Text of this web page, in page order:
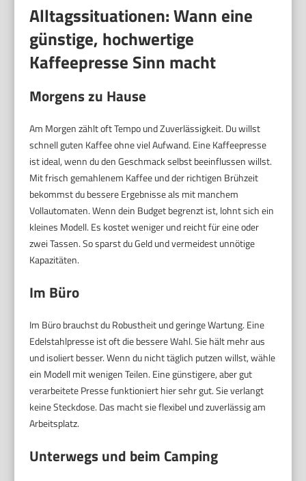
Alltagssituationen: Wann eine
günstige, hochwertige
Kaffeepresse Sinn macht
Morgens zu Hause
Am Morgen zählt oft Tempo und Zuverlässigkeit. Du willst
schnell guten Kaffee ohne viel Aufwand. Eine Kaffeepresse
ist ideal, wenn du den Geschmack selbst beeinflussen willst.
Mit frisch gemahlenem Kaffee und der richtigen Brühzeit
bekommst du bessere Ergebnisse als mit manchem
Vollautomaten. Wenn dein Budget begrenzt ist, lohnt sich ein
kleines Modell. Es kostet weniger und reicht für eine oder
zwei Tassen. So sparst du Geld und vermeidest unnötige
Kapazitäten.
Im Büro
Im Büro brauchst du Robustheit und geringe Wartung. Eine
Edelstahlpresse ist oft die bessere Wahl. Sie hält mehr aus
und isoliert besser. Wenn du nicht täglich putzen willst, wähle
ein Modell mit wenigen Teilen. Eine günstigere, aber gut
verarbeitete Presse funktioniert hier sehr gut. Sie verlangt
keine Steckdose. Das macht sie flexibel und zuverlässig am
Arbeitsplatz.
Unterwegs und beim Camping